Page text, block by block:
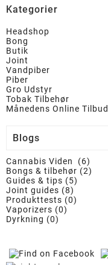
Kategorier
Headshop
Bong
Butik
Joint
Vandpiber
Piber
Gro Udstyr
Tobak Tilbehør
Månedens Online Tilbud
Blogs
Cannabis Viden (6)
Bongs & tilbehør (2)
Guides & tips (5)
Joint guides (8)
Produkttests (0)
Vaporizers (0)
Dyrkning (0)